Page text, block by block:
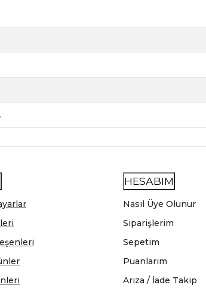
HESABIM
Nasıl Üye Olunur
Siparişlerim
Sepetim
Puanlarım
Arıza / İade Takip